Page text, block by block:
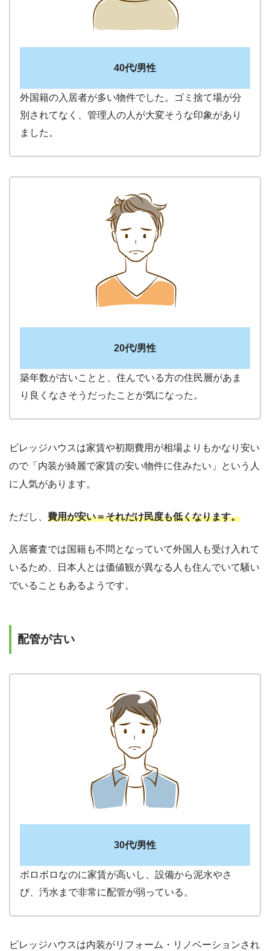
40代/男性
外国籍の入居者が多い物件でした。ゴミ捨て場が分
別されてなく、管理人の人が大変そうな印象があり
ました。
20代/男性
築年数が古いことと、住んでいる方の住民層があま
り良くなさそうだったことが気になった。
ビレッジハウスは家賃や初期費用が相場よりもかなり安い
ので「内装が綺麗で家賃の安い物件に住みたい」という人
に人気があります。
ただし、 費用が安い＝それだけ民度も低くなります。
入居審査では国籍も不問となっていて外国人も受け入れて
いるため、日本人とは価値観が異なる人も住んでいて騒い
でいることもあるようです。
配管が古い
30代/男性
ボロボロなのに家賃が高いし、設備から泥水やさ
び、汚水まで非常に配管が弱っている。
ビレッジハウスは内装がリフォーム・リノベーションされ